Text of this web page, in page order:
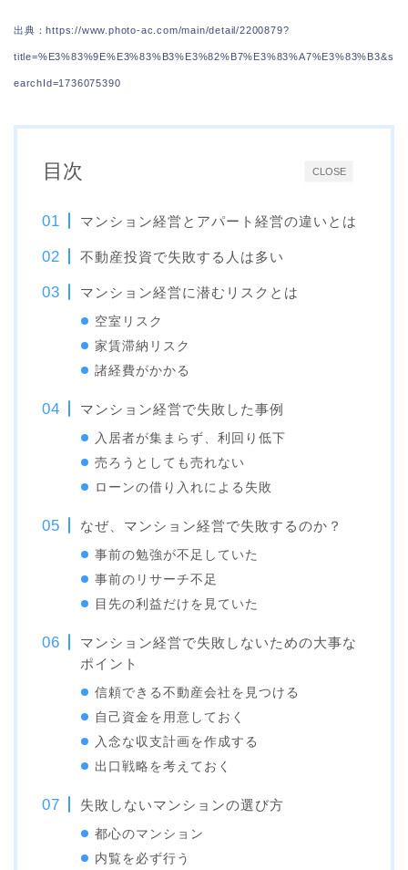
出典：https://www.photo-ac.com/main/detail/2200879?
title=%E3%83%9E%E3%83%B3%E3%82%B7%E3%83%A7%E3%83%B3&s
earchId=1736075390
CLOSE
目次
マンション経営とアパート経営の違いとは
不動産投資で失敗する人は多い
マンション経営に潜むリスクとは
空室リスク
家賃滞納リスク
諸経費がかかる
マンション経営で失敗した事例
入居者が集まらず、利回り低下
売ろうとしても売れない
ローンの借り入れによる失敗
なぜ、マンション経営で失敗するのか？
事前の勉強が不足していた
事前のリサーチ不足
目先の利益だけを見ていた
マンション経営で失敗しないための大事な
ポイント
信頼できる不動産会社を見つける
自己資金を用意しておく
入念な収支計画を作成する
出口戦略を考えておく
失敗しないマンションの選び方
都心のマンション
内覧を必ず行う